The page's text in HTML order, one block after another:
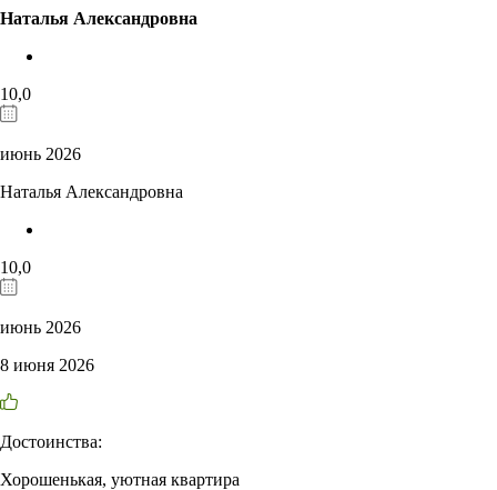
Наталья Александровна
10,0
июнь 2026
Наталья Александровна
10,0
июнь 2026
8 июня 2026
Достоинства:
Хорошенькая, уютная квартира